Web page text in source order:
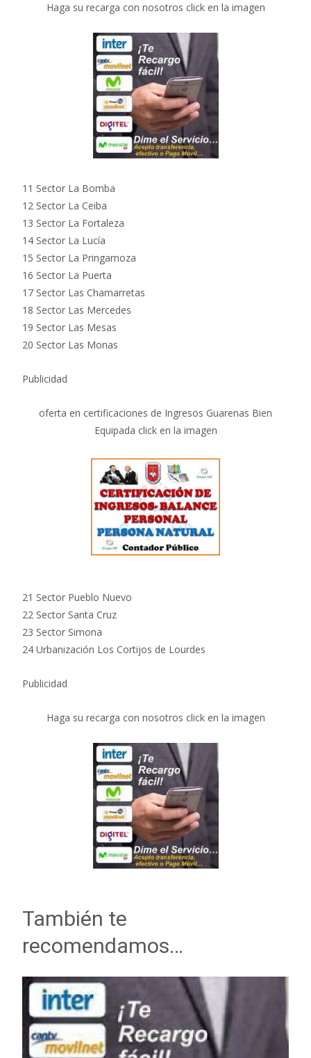
Haga su recarga con nosotros click en la imagen
11 Sector La Bomba
12 Sector La Ceiba
13 Sector La Fortaleza
14 Sector La Lucía
15 Sector La Pringamoza
16 Sector La Puerta
17 Sector Las Chamarretas
18 Sector Las Mercedes
19 Sector Las Mesas
20 Sector Las Monas
Publicidad
oferta en certificaciones de Ingresos Guarenas Bien
Equipada click en la imagen
21 Sector Pueblo Nuevo
22 Sector Santa Cruz
23 Sector Simona
24 Urbanización Los Cortijos de Lourdes
Publicidad
Haga su recarga con nosotros click en la imagen
También te
recomendamos…